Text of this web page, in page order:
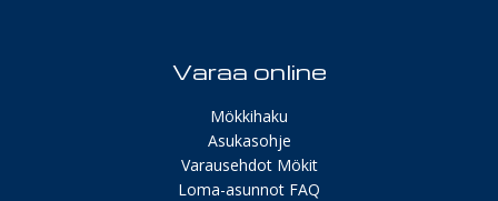
Varaa online
Mökkihaku
Asukasohje
Varausehdot Mökit
Loma-asunnot FAQ